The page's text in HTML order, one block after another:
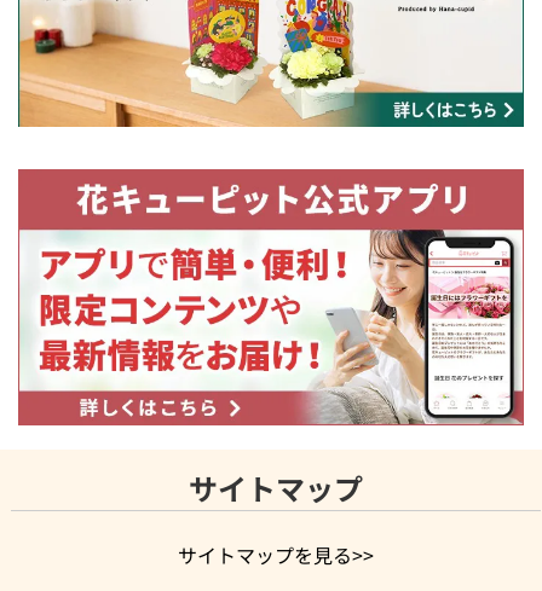
サイトマップ
サイトマップを見る>>